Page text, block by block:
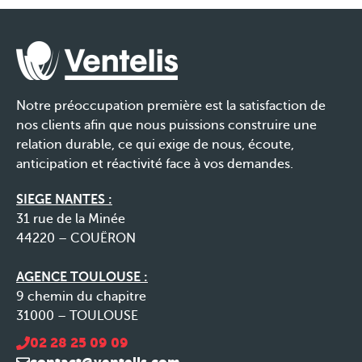
Notre préoccupation première est la satisfaction de
nos clients afin que nous puissions construire une
relation durable, ce qui exige de nous, écoute,
anticipation et réactivité face à vos demandes.
SIEGE NANTES :
31 rue de la Minée
44220 – COUËRON
AGENCE TOULOUSE :
9 chemin du chapitre
31000 – TOULOUSE
02 28 25 09 09